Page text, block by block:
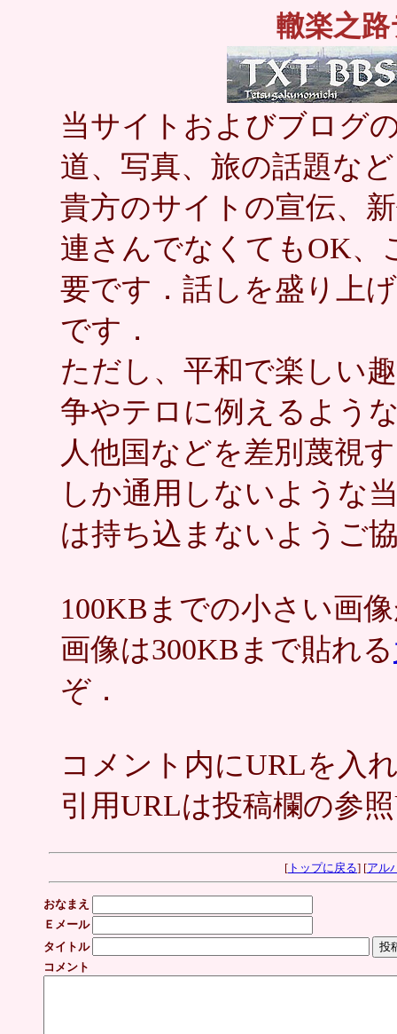
轍楽之
当サイトおよびブログ
道、写真、旅の話題な
貴方のサイトの宣伝、
連さんでなくてもOK、
要です．話しを盛り上
です．
ただし、平和で楽しい
争やテロに例えるよう
人他国などを差別蔑視
しか通用しないような
は持ち込まないようご
100KBまでの小さい画
画像は300KBまで貼れる
ぞ．
コメント内にURLを入
引用URLは投稿欄の参
[ トップに戻る] [アル
おなまえ
Ｅメール
タイトル
コメント